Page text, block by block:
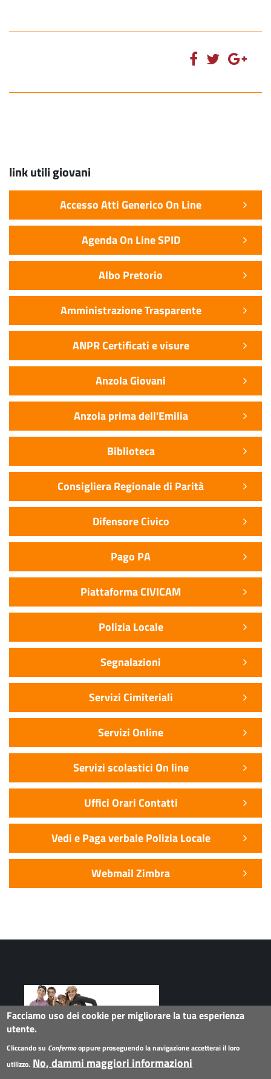
link utili giovani
Accesso Atti Generico On Line
Agenda On Line SPID
Albo Pretorio
Amministrazione Trasparente
ANPR Certificati e visure
Anzola Giovani
Anzola prima dell'Emilia
Biblioteca
Consigliera Regionale di Parità
Difensore Civico
Pago PA
Piattaforma CIVICAM
Polizia Locale
Segnalazioni
Servizi Cimiteriali
Servizi Online
Servizi scolastici On line
Uffici Orari Contatti
Vedi e Paga verbale Polizia Locale
Webmail Zimbra
Seguici su
Facciamo uso dei cookie per migliorare la tua esperienza
utente.
Cliccando su Confermooppure proseguendo la navigazione accetterai il loro
utilizzo. No, dammi maggiori informazioni